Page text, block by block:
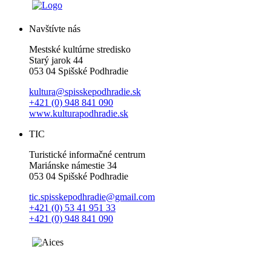
Navštívte nás
Mestské kultúrne stredisko
Starý jarok 44
053 04 Spišské Podhradie
kultura@spisskepodhradie.sk
+421 (0) 948 841 090
www.kulturapodhradie.sk
TIC
Turistické informačné centrum
Mariánske námestie 34
053 04 Spišské Podhradie
tic.spisskepodhradie@gmail.com
+421 (0) 53 41 951 33
+421 (0) 948 841 090